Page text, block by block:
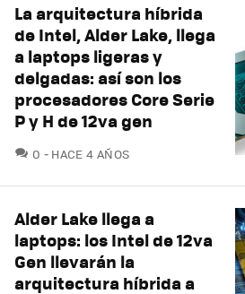
La arquitectura híbrida
de Intel, Alder Lake, llega
a laptops ligeras y
delgadas: así son los
procesadores Core Serie
P y H de 12va gen
0 COMENTARIOS
HACE 4 AÑOS
Alder Lake llega a
laptops: los Intel de 12va
Gen llevarán la
arquitectura híbrida a